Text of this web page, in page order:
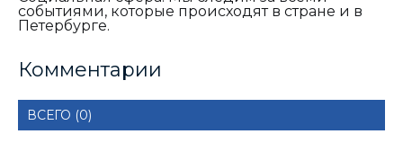
событиями, которые происходят в стране и в
Петербурге.
Комментарии
ВСЕГО (0)